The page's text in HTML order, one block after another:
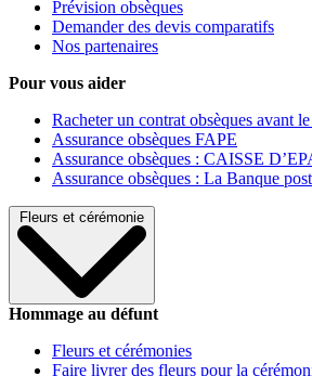
Prévision obsèques
Demander des devis comparatifs
Nos partenaires
Pour vous aider
Racheter un contrat obsèques avant
Assurance obsèques FAPE
Assurance obsèques : CAISSE
Assurance obsèques : La Banque
Fleurs et cérémonie
Hommage au défunt
Fleurs et cérémonies
Faire livrer des fleurs pour la